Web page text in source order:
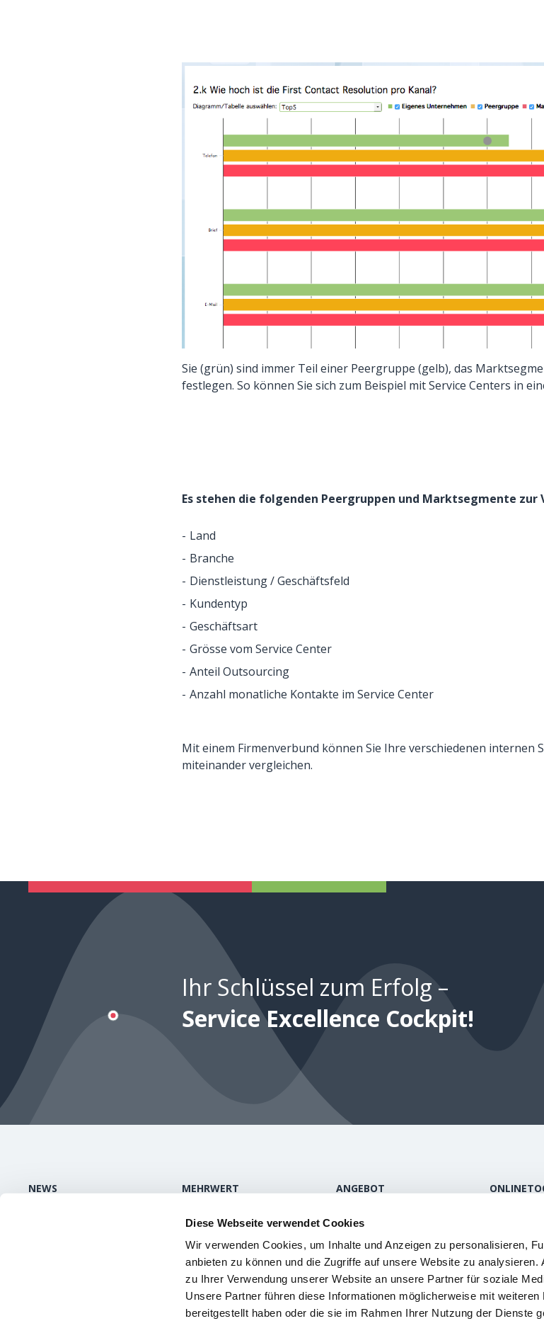
Diese Webseite verwendet Cookies
Wir verwenden Cookies, um Inhalte und Anzeigen zu personalisieren,
anbieten zu können und die Zugriffe auf unsere Website zu analysieren.
zu Ihrer Verwendung unserer Website an unsere Partner für soziale
Unsere Partner führen diese Informationen möglicherweise mit
bereitgestellt haben oder die sie im Rahmen Ihrer Nutzung der Dienste
Sie (grün) sind immer Teil einer Peergruppe (gelb), das
festlegen. So können Sie sich zum Beispiel mit Service Centers in
Es stehen die folgenden Peergruppen und Marktsegmente zur
Land
Branche
Dienstleistung / Geschäftsfeld
Kundentyp
Geschäftsart
Grösse vom Service Center
Anteil Outsourcing
Anzahl monatliche Kontakte im Service Center
Mit einem Firmenverbund können Sie Ihre verschiedenen internen
miteinander vergleichen.
Ihr Schlüssel zum Erfolg –
Service Excellence Cockpit!
NEWS
MEHRWERT
Über uns
ANGEBOT
Produkte
Login